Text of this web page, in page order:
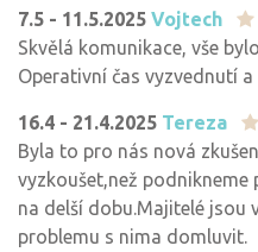
7.5 - 11.5.2025 Vojtech
Skvělá komunikace, vše
Operativní čas vyzvednutí
16.4 - 21.4.2025 Tereza
Byla to pro nás nová
vyzkoušet,než
na delší dobu.Majitelé jsou
problemu s nima domluvit.